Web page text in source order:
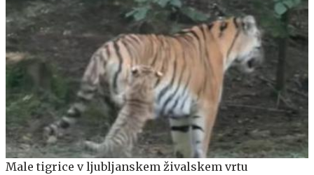
Male tigrice v ljubljanskem živalskem vrtu